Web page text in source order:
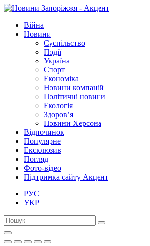
Війна
Новини
Суспільство
Події
Україна
Спорт
Економіка
Новини компаній
Політичні новини
Екологія
Здоров’я
Новини Херсона
Відпочинок
Популярне
Ексклюзив
Погляд
Фото-відео
Підтримка сайту Акцент
РУС
УКР